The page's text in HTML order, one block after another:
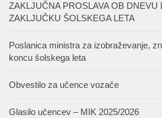
ZAKLJUČNA PROSLAVA OB DNEVU
ZAKLJUČKU ŠOLSKEGA LETA
Poslanica ministra za izobraževanje,
koncu šolskega leta
Obvestilo za učence vozače
Glasilo učencev – MIK 2025/2026